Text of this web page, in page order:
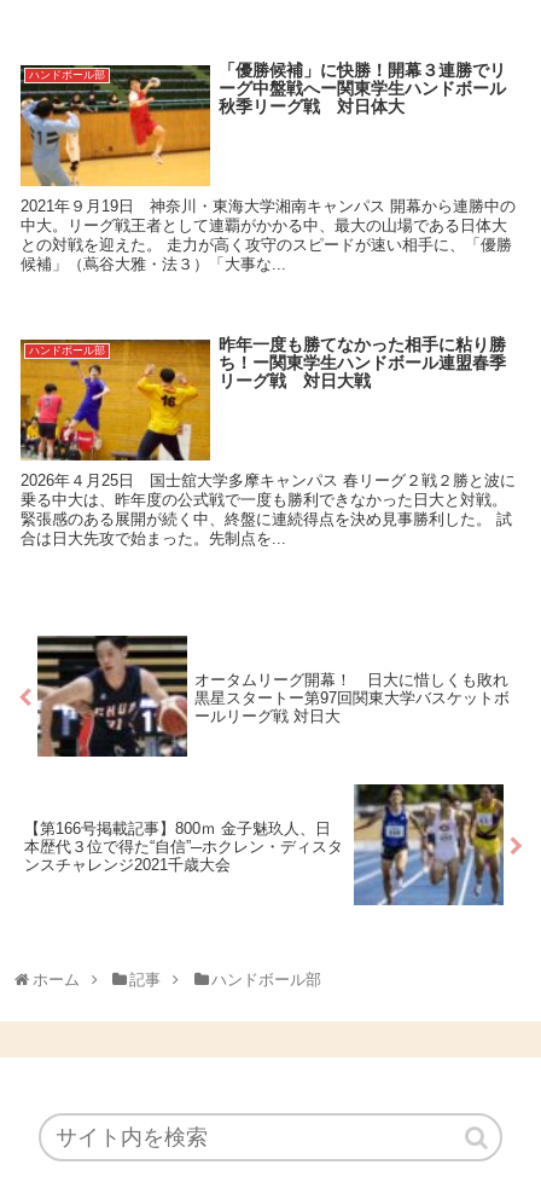
ハンドボール部
「優勝候補」に快勝！開幕３連勝でリ
ーグ中盤戦へー関東学生ハンドボール
秋季リーグ戦 対日体大
2021年９月19日 神奈川・東海大学湘南キャンパス 開幕から連勝中の
中大。リーグ戦王者として連覇がかかる中、最大の山場である日体大
との対戦を迎えた。 走力が高く攻守のスピードが速い相手に、「優勝
候補」（蔦谷大雅・法３）「大事な...
ハンドボール部
昨年一度も勝てなかった相手に粘り勝
ち！ー関東学生ハンドボール連盟春季
リーグ戦 対日大戦
2026年４月25日 国士舘大学多摩キャンパス 春リーグ２戦２勝と波に
乗る中大は、昨年度の公式戦で一度も勝利できなかった日大と対戦。
緊張感のある展開が続く中、終盤に連続得点を決め見事勝利した。 試
合は日大先攻で始まった。先制点を...
オータムリーグ開幕！ 日大に惜しくも敗れ
黒星スタートー第97回関東大学バスケットボ
ールリーグ戦 対日大
【第166号掲載記事】800ｍ 金子魅玖人、日
本歴代３位で得た“自信”─ホクレン・ディスタ
ンスチャレンジ2021千歳大会
ホーム 記事 ハンドボール部